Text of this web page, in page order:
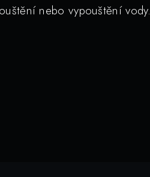
nebo vypouštění vody.